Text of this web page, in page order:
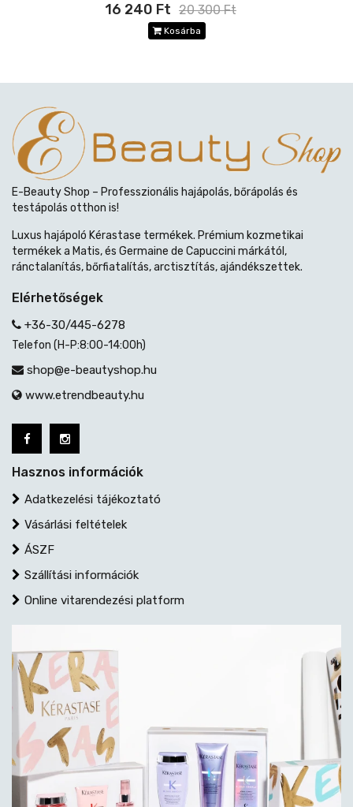
16 240 Ft 20 300 Ft
Kosárba
E-Beauty Shop – Professzionális hajápolás, bőrápolás és
testápolás otthon is!
Luxus hajápoló Kérastase termékek. Prémium kozmetikai
termékek a Matis, és Germaine de Capuccini márkától,
ránctalanítás, bőrfiatalítás, arctisztítás, ajándékszettek.
Elérhetőségek
+36-30/445-6278
Telefon (H-P:8:00-14:00h)
shop@e-beautyshop.hu
www.etrendbeauty.hu
Hasznos információk
Adatkezelési tájékoztató
Vásárlási feltételek
ÁSZF
Szállítási információk
Online vitarendezési platform